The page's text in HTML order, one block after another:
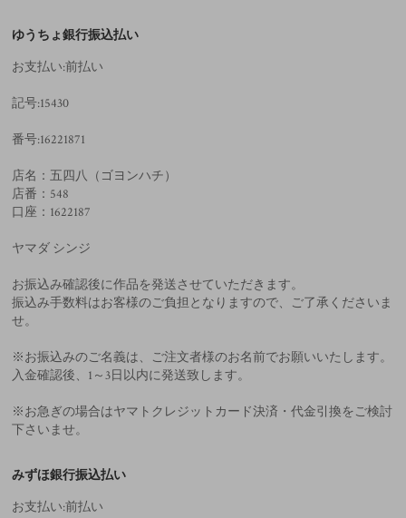
ゆうちょ銀行振込払い
お支払い:前払い
記号:15430
番号:16221871
店名：五四八（ゴヨンハチ）
店番：548
口座：1622187
ヤマダ シンジ
お振込み確認後に作品を発送させていただきます。
振込み手数料はお客様のご負担となりますので、ご了承くださいま
せ。
※お振込みのご名義は、ご注文者様のお名前でお願いいたします。
入金確認後、1～3日以内に発送致します。
※お急ぎの場合はヤマトクレジットカード決済・代金引換をご検討
下さいませ。
みずほ銀行振込払い
お支払い:前払い